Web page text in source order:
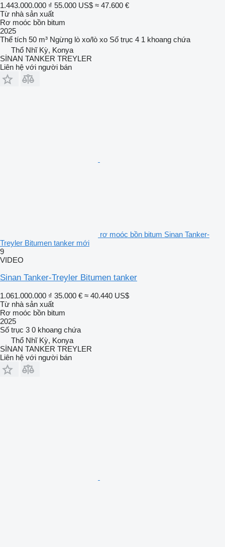
1.443.000.000 ₫ 55.000 US$ ≈ 47.600 €
Từ nhà sản xuất
Rơ moóc bồn bitum
2025
Thể tích 50 m³ Ngừng lò xo/lò xo Số trục 4 1 khoang chứa
Thổ Nhĩ Kỳ, Konya
SİNAN TANKER TREYLER
Liên hệ với người bán
rơ moóc bồn bitum Sinan Tanker-
Treyler Bitumen tanker mới
9
VIDEO
Sinan Tanker-Treyler Bitumen tanker
1.061.000.000 ₫ 35.000 € ≈ 40.440 US$
Từ nhà sản xuất
Rơ moóc bồn bitum
2025
Số trục 3 0 khoang chứa
Thổ Nhĩ Kỳ, Konya
SİNAN TANKER TREYLER
Liên hệ với người bán